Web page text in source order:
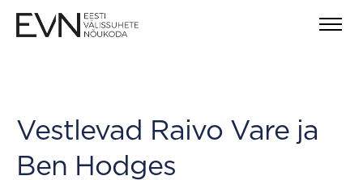
Vestlevad Raivo Vare ja
Ben Hodges